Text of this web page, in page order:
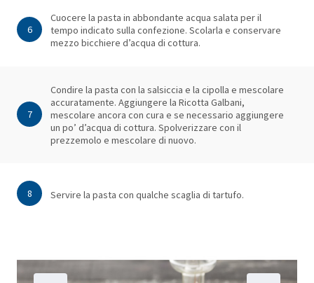
6
Cuocere la pasta in abbondante acqua salata per il
tempo indicato sulla confezione. Scolarla e conservare
mezzo bicchiere d’acqua di cottura.
7
Condire la pasta con la salsiccia e la cipolla e mescolare
accuratamente. Aggiungere la Ricotta Galbani,
mescolare ancora con cura e se necessario aggiungere
un po’ d’acqua di cottura. Spolverizzare con il
prezzemolo e mescolare di nuovo.
8 Servire la pasta con qualche scaglia di tartufo.